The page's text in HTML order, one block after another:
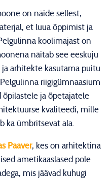
on näide sellest,
et luua õppimist ja
koolimajast on
näitab see eeskuju
arhitekte kasutama puitu
riigigümnaasium
õpilastele ja õpetajatele
kvaliteedi, mille
ka ümbritsevat ala.
Paaver, kes on arhitektina
ametikaaslased pole
mis jäävad kuhugi